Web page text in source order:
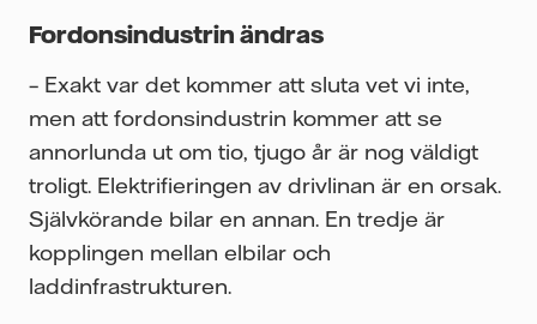
Fordonsindustrin ändras
– Exakt var det kommer att sluta vet vi inte,
men att fordonsindustrin kommer att se
annorlunda ut om tio, tjugo år är nog väldigt
troligt. Elektrifieringen av drivlinan är en orsak.
Självkörande bilar en annan. En tredje är
kopplingen mellan elbilar och
laddinfrastrukturen.